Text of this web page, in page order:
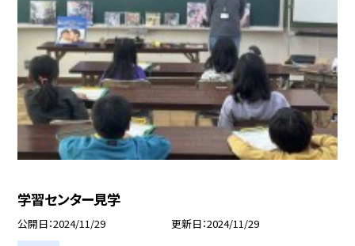
学習センター見学
公開日 2024/11/29 更新日 2024/11/29